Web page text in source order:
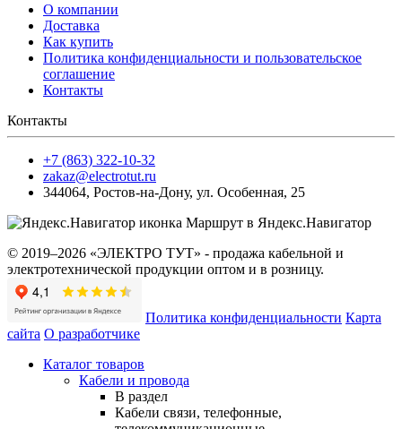
О компании
Доставка
Как купить
Политика конфиденциальности и пользовательское
соглашение
Контакты
Контакты
+7 (863) 322-10-32
zakaz@electrotut.ru
344064, Ростов-на-Дону, ул. Особенная, 25
Маршрут в Яндекс.Навигатор
© 2019–2026 «ЭЛЕКТРО ТУТ» - продажа кабельной и
электротехнической продукции оптом и в розницу.
Политика конфиденциальности Карта
сайта О разработчике
Каталог товаров
Кабели и провода
В раздел
Кабели связи, телефонные,